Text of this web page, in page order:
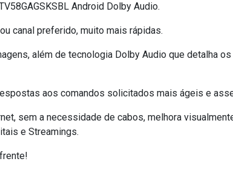
Android Dolby Audio.
canal preferido, muito mais rápidas.
além de tecnologia Dolby Audio que detalha
aos comandos solicitados mais ágeis e
sem a necessidade de cabos, melhora
e Streamings.